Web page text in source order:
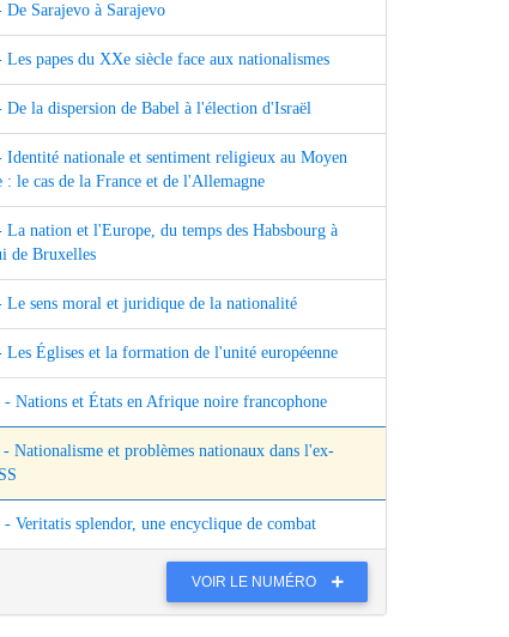
De Sarajevo à Sarajevo
Les papes du XXe siècle face aux nationalismes
De la dispersion de Babel à l'élection d'Israël
Identité nationale et sentiment religieux au Moyen
: le cas de la France et de l'Allemagne
La nation et l'Europe, du temps des Habsbourg à
de Bruxelles
Le sens moral et juridique de la nationalité
Les Églises et la formation de l'unité européenne
- Nations et États en Afrique noire francophone
- Nationalisme et problèmes nationaux dans l'ex-
- Veritatis splendor, une encyclique de combat
VOIR LE NUMÉRO